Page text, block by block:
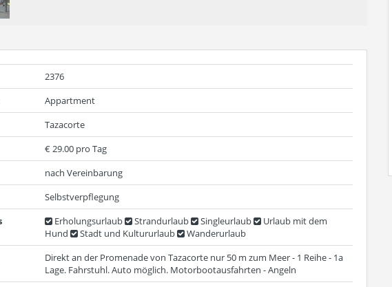
2376
Appartment
Tazacorte
€ 29.00 pro Tag
nach Vereinbarung
Selbstverpflegung
Erholungsurlaub Strandurlaub Singleurlaub
Urlaub mit dem
Hund
Stadt und Kultururlaub Wanderurlaub
Direkt an der Promenade von Tazacorte nur 50 m zum Meer - 1 Reihe - 1a
Lage. Fahrstuhl. Auto möglich. Motorbootausfahrten - Angeln